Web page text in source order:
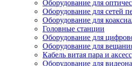
Оборудование для
Оборудование для сетей
Оборудование для
Головные станции
Оборудование для
Оборудование для
Кабель витая пара и
Оборудование для